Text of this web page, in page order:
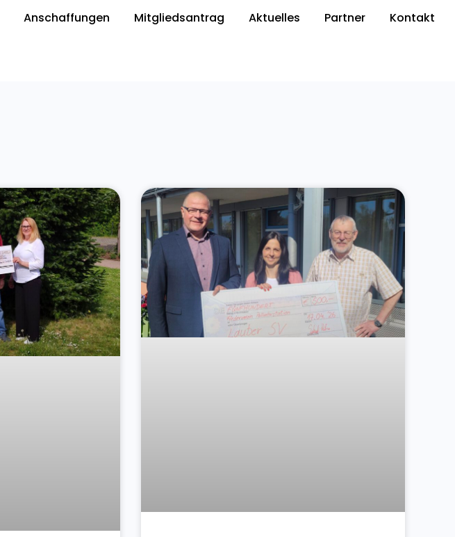
Anschaffungen Mitgliedsantrag Aktuelles Partner Kontakt